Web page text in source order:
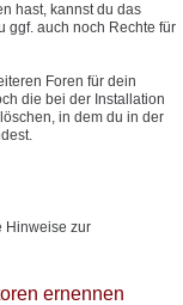
hast, kannst du das
ggf. auch noch Rechte für
Foren für dein
die bei der Installation
in dem du in der
Hinweise zur
ernennen